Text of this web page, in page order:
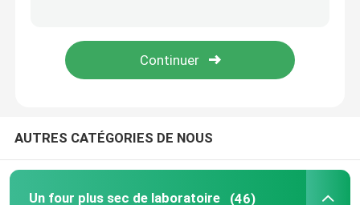
nouvelles
AUTRES CATÉGORIES DE NOUS
Un four plus sec de laboratoire (46)